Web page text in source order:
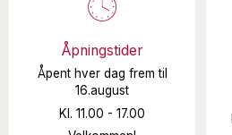
Åpningstider
Åpent hver dag frem til
16.august
Kl. 11.00 - 17.00